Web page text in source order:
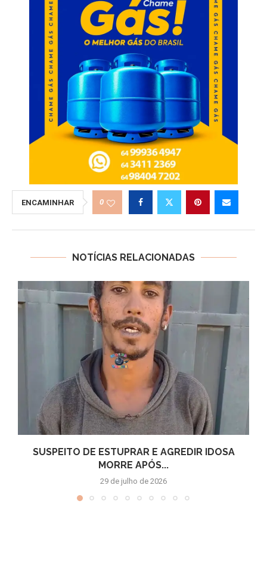
ENCAMINHAR 0
NOTÍCIAS RELACIONADAS
SUSPEITO DE ESTUPRAR E AGREDIR IDOSA
MORRE APÓS...
29 de julho de 2026